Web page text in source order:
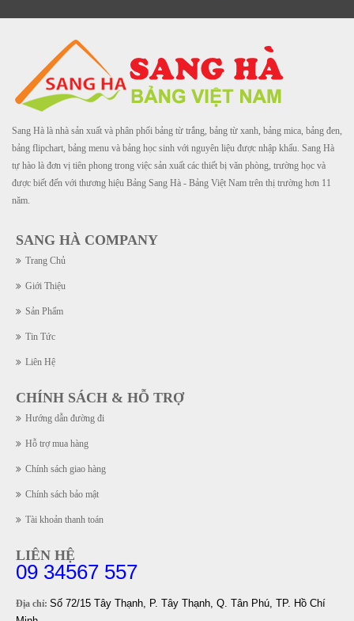
Sang Hà là nhà sản xuất và phân phối bảng từ trắng, bảng từ xanh, bảng mica, bảng đen,
bảng flipchart, bảng menu và bảng học sinh với nguyên liệu được nhập khẩu. Sang Hà
tự hào là đơn vị tiên phong trong việc sản xuất các thiết bị văn phòng, trường học và
được biết đến với thương hiệu Bảng Sang Hà - Bảng Việt Nam trên thị trường hơn 11
năm.
SANG HÀ COMPANY
Trang Chủ
Giới Thiệu
Sản Phẩm
Tin Tức
Liên Hệ
CHÍNH SÁCH & HỖ TRỢ
Hướng dẫn đường đi
Hỗ trợ mua hàng
Chính sách giao hàng
Chính sách bảo mật
Tài khoản thanh toán
LIÊN HỆ
09 34567 557
Địa chỉ: Số 72/15 Tây Thạnh, P. Tây Thạnh, Q. Tân Phú, TP. Hồ Chí